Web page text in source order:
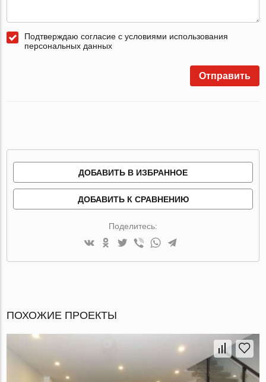
Подтверждаю согласие с условиями использования
персональных данных
Отправить
ДОБАВИТЬ В ИЗБРАННОЕ
ДОБАВИТЬ К СРАВНЕНИЮ
Поделитесь:
ПОХОЖИЕ ПРОЕКТЫ